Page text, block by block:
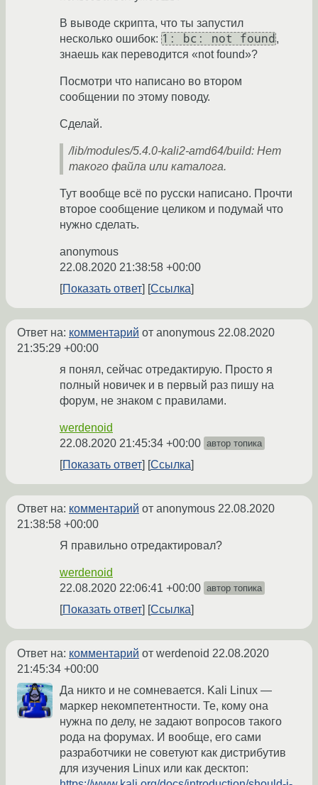
В выводе скрипта, что ты запустил
несколько ошибок: 1: bc: not found ,
знаешь как переводится «not found»?
Посмотри что написано во втором
сообщении по этому поводу.
Сделай.
/lib/modules/5.4.0-kali2-amd64/build: Нет
такого файла или каталога.
Тут вообще всё по русски написано. Прочти
второе сообщение целиком и подумай что
нужно сделать.
anonymous
22.08.2020 21:38:58 +00:00
Показать ответ
Ссылка
Ответ на: комментарий от anonymous 22.08.2020
21:35:29 +00:00
я понял, сейчас отредактирую. Просто я
полный новичек и в первый раз пишу на
форум, не знаком с правилами.
werdenoid
22.08.2020 21:45:34 +00:00 автор топика
Показать ответ Ссылка
Ответ на: комментарий от anonymous 22.08.2020
21:38:58 +00:00
Я правильно отредактировал?
werdenoid
22.08.2020 22:06:41 +00:00 автор топика
Показать ответ Ссылка
Ответ на: комментарий от werdenoid 22.08.2020
21:45:34 +00:00
Да никто и не сомневается. Kali Linux —
маркер некомпетентности. Те, кому она
нужна по делу, не задают вопросов такого
рода на форумах. И вообще, его сами
разработчики не советуют как дистрибутив
для изучения Linux или как десктоп: